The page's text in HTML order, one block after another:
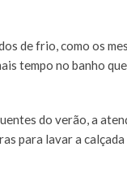
de frio, como os
tempo no banho
do verão, a
para lavar a